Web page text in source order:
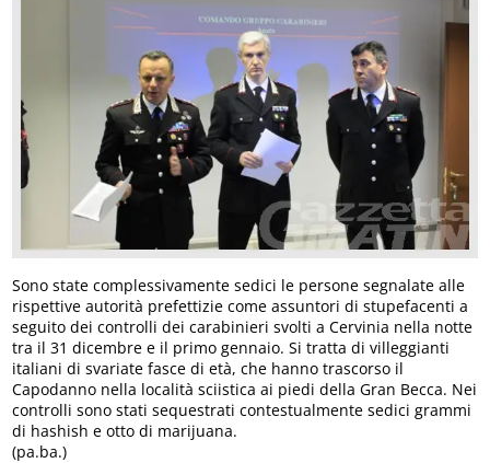
Sono state complessivamente sedici le persone segnalate alle
rispettive autorità prefettizie come assuntori di stupefacenti a
seguito dei controlli dei carabinieri svolti a Cervinia nella notte
tra il 31 dicembre e il primo gennaio. Si tratta di villeggianti
italiani di svariate fasce di età, che hanno trascorso il
Capodanno nella località sciistica ai piedi della Gran Becca. Nei
controlli sono stati sequestrati contestualmente sedici grammi
di hashish e otto di marijuana.
(pa.ba.)